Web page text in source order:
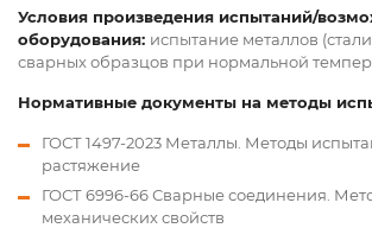
Условия произведения испытаний/
оборудования: испытание металлов
сварных образцов при нормальной
Нормативные документы на методы
ГОСТ 1497-2023 Металлы. Методы
растяжение
ГОСТ 6996-66 Сварные соединения.
механических свойств